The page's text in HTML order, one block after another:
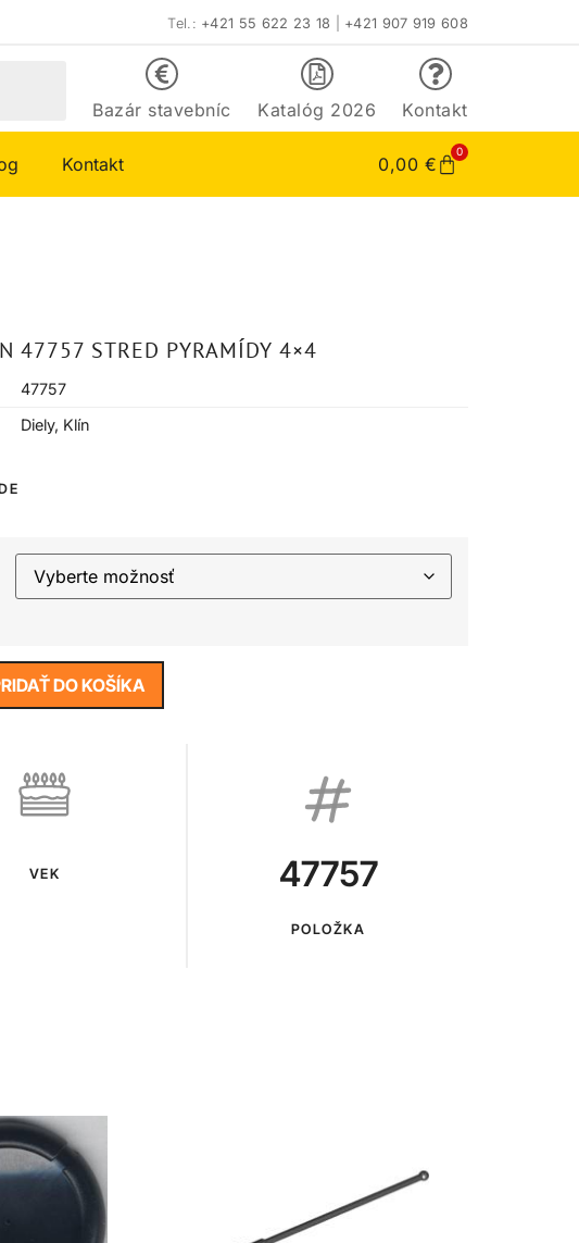
Tel.: +421 55 622 23 18 +421 907 919 608
Bazár stavebníc Katalóg 2026 Kontakt
Kontakt 0,00 €
0
47757 STRED PYRAMÍDY 4×4
47757
Diely, Klín
DO KOŠÍKA
VEK 47757
POLOŽKA